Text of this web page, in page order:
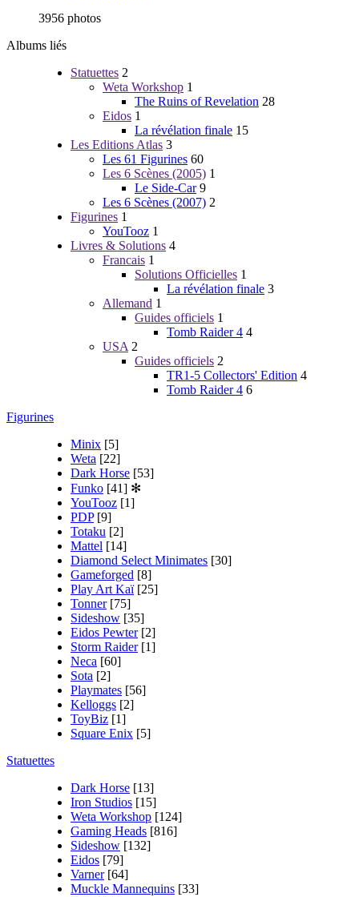
3956 photos
Albums liés
Statuettes 2
Weta Workshop 1
The Ruins of Revelation 28
Eidos 1
La révélation finale 15
Les Editions Atlas 3
Les 61 Figurines 60
Les 6 Scènes (2005) 1
Le Side-Car 9
Les 6 Scènes (2007) 2
Figurines 1
YouTooz 1
Livres & Solutions 4
Francais 1
Solutions Officielles 1
La révélation finale 3
Allemand 1
Guides officiels 1
Tomb Raider 4 4
USA 2
Guides officiels 2
TR1-5 Collectors' Edition 4
Tomb Raider 4 6
Figurines
Minix [5]
Weta [22]
Dark Horse [53]
Funko [41] ✻
YouTooz [1]
PDP [9]
Totaku [2]
Mattel [14]
Diamond Select Minimates [30]
Gameforged [8]
Play Art Kaï [25]
Tonner [75]
Sideshow [35]
Eidos Pewter [2]
Storm Raider [1]
Neca [60]
Sota [2]
Playmates [56]
Kelloggs [2]
ToyBiz [1]
Square Enix [5]
Statuettes
Dark Horse [13]
Iron Studios [15]
Weta Workshop [124]
Gaming Heads [816]
Sideshow [132]
Eidos [79]
Varner [64]
Muckle Mannequins [33]